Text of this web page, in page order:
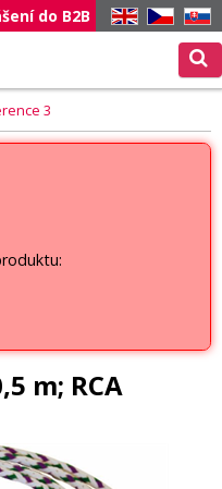
EN CZ SK
do B2B
3
m; RCA